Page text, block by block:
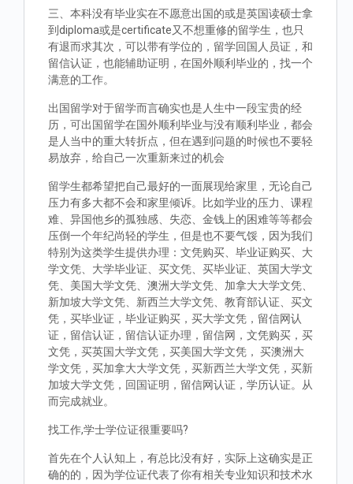
三、本科没有毕业实在不愿意出国的或是英国读硕士拿
到diploma或是certificate又不想重修的留学生，也只
有退而求其次，可以带有学位的，留学回国人员证，和
留信认证，也能辅助证明，在国外顺利毕业的，找一个
满意的工作。
出国留学对于留学而言确实也是人生中一段宝贵的经
历，可出国留学在国外顺利毕业与没有顺利毕业，都会
是人当中的重大转折点，但在遇到问题的时候也不要轻
易放弃，给自己一次重新来过的机会
留学生都希望把自己最好的一面展现给家里，无论自己
压力有多大都不会和家里倾诉。比如学业的压力、课程
难、异国他乡的孤独感、失恋、金钱上的困难等等都会
压倒一个年纪尚轻的学生，但是也不要气馁，因为我们
特别为这类学生提供办理：文凭购买、毕业证购买、大
学文凭、大学毕业证、买文凭、买毕业证、英国大学文
凭、美国大学文凭、澳洲大学文凭、加拿大大学文凭、
新加坡大学文凭、新西兰大学文凭、教育部认证、买文
凭，买毕业证，毕业证购买，买大学文凭，留信网认
证，留信认证，留信认证办理，留信网，文凭购买，买
文凭，买英国大学文凭，买美国大学文凭， 买澳洲大
学文凭，买加拿大大学文凭，买新西兰大学文凭，买新
加坡大学文凭，回国证明，留信网认证，学历认证。从
而完成就业。
找工作,学士学位证很重要吗?
首先在个人认知上，有总比没有好，实际上这确实是正
确的的，因为学位证代表了你有相关专业知识和技术水